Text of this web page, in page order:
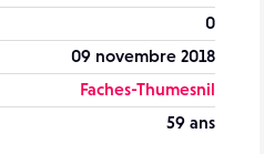
0
09 novembre 2018
Faches-Thumesnil
59 ans